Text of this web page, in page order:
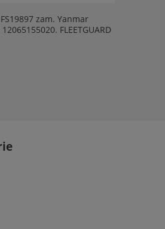
zam. Yanmar
FLEETGUARD